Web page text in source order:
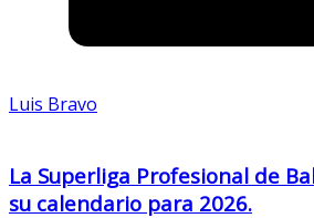
Luis Bravo
La Superliga Profesional de
su calendario para 2026.